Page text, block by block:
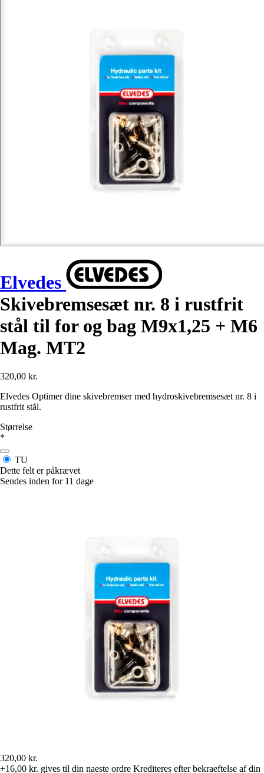
Elvedes
Skivebremsesæt nr. 8 i rustfrit
stål til for og bag M9x1,25 + M6
Mag. MT2
320,00 kr.
Elvedes Optimer dine skivebremser med hydroskivebremsesæt nr. 8 i
rustfrit stål.
Størrelse
*
TU
Dette felt er påkrævet
Sendes inden for 11 dage
320,00 kr.
+16,00 kr. gives til din naeste ordre Krediteres efter bekraeftelse af din